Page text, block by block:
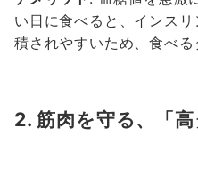
い日に食べると、インス
積されやすいため、食べる
2. 筋肉を守る、「高